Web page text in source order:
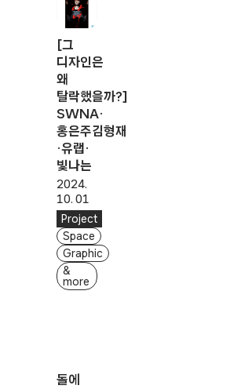
[그
디자인은
왜
탈락했을까?]
SWNA·
홍은주김형재
·유랩·
빛나는
2024.
10. 01
Project
Space
Graphic
&
more
돌에